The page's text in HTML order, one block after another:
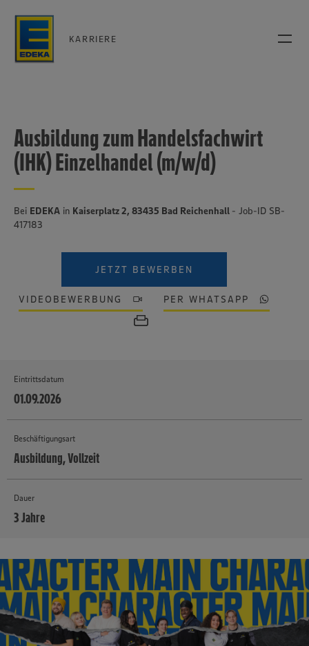
KARRIERE
Ausbildung zum Handelsfachwirt
(IHK) Einzelhandel (m/w/d)
Bei EDEKA in Kaiserplatz 2, 83435 Bad Reichenhall - Job-ID SB-
417183
JETZT BEWERBEN
VIDEOBEWERBUNG PER WHATSAPP
Eintrittsdatum
01.09.2026
Beschäftigungsart
Ausbildung, Vollzeit
Dauer
3 Jahre